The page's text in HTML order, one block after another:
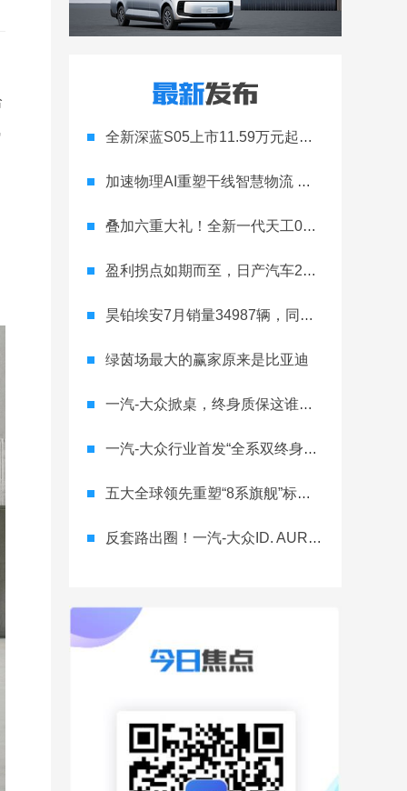
全新深蓝S05上市11.59万元起，全球时尚激光智能SUV全面进阶
加速物理AI重塑干线智慧物流 智加科技战略合作图达通
叠加六重大礼！全新一代天工08 670 Max上市限时价17.99万元
盈利拐点如期而至，日产汽车26财年一季度财报释放稳健增长信号
昊铂埃安7月销量34987辆，同比增长31.74%，全新Ray系列蓄势待发
绿茵场最大的赢家原来是比亚迪
一汽-大众掀桌，终身质保这谁顶得住？
一汽-大众行业首发“全系双终身质保” 重树汽车服务新标杆
五大全球领先重塑“8系旗舰”标杆！神行者8首台量产车下线，8月10日预售
反套路出圈！一汽-大众ID. AURA T6将智舱首秀留给老车主